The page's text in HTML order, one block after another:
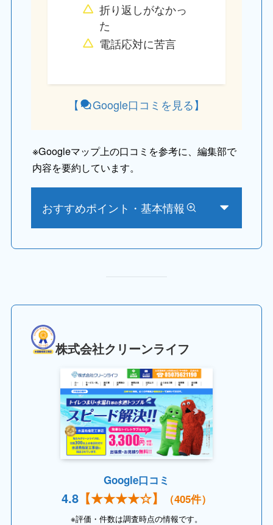
折り返しがなかっ
た
電話応対に苦言
【 Google口コミを見る】
※Googleマップ上の口コミを参考に、編集部で
内容を要約しています。
おすすめポイント・基本情報
株式会社クリーンライフ
Google口コミ
4.8 【★★★★☆】 （405件）
※評価・件数は調査時点の情報です。